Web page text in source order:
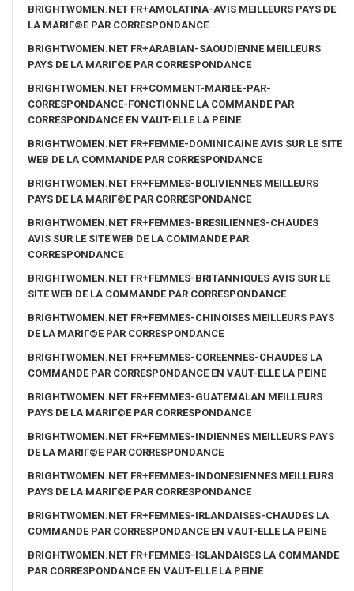
BRIGHTWOMEN.NET FR+AMOLATINA-AVIS MEILLEURS PAYS DE
LA MARIГ©E PAR CORRESPONDANCE
BRIGHTWOMEN.NET FR+ARABIAN-SAOUDIENNE MEILLEURS
PAYS DE LA MARIГ©E PAR CORRESPONDANCE
BRIGHTWOMEN.NET FR+COMMENT-MARIEE-PAR-
CORRESPONDANCE-FONCTIONNE LA COMMANDE PAR
CORRESPONDANCE EN VAUT-ELLE LA PEINE
BRIGHTWOMEN.NET FR+FEMME-DOMINICAINE AVIS SUR LE SITE
WEB DE LA COMMANDE PAR CORRESPONDANCE
BRIGHTWOMEN.NET FR+FEMMES-BOLIVIENNES MEILLEURS
PAYS DE LA MARIГ©E PAR CORRESPONDANCE
BRIGHTWOMEN.NET FR+FEMMES-BRESILIENNES-CHAUDES
AVIS SUR LE SITE WEB DE LA COMMANDE PAR
CORRESPONDANCE
BRIGHTWOMEN.NET FR+FEMMES-BRITANNIQUES AVIS SUR LE
SITE WEB DE LA COMMANDE PAR CORRESPONDANCE
BRIGHTWOMEN.NET FR+FEMMES-CHINOISES MEILLEURS PAYS
DE LA MARIГ©E PAR CORRESPONDANCE
BRIGHTWOMEN.NET FR+FEMMES-COREENNES-CHAUDES LA
COMMANDE PAR CORRESPONDANCE EN VAUT-ELLE LA PEINE
BRIGHTWOMEN.NET FR+FEMMES-GUATEMALAN MEILLEURS
PAYS DE LA MARIГ©E PAR CORRESPONDANCE
BRIGHTWOMEN.NET FR+FEMMES-INDIENNES MEILLEURS PAYS
DE LA MARIГ©E PAR CORRESPONDANCE
BRIGHTWOMEN.NET FR+FEMMES-INDONESIENNES MEILLEURS
PAYS DE LA MARIГ©E PAR CORRESPONDANCE
BRIGHTWOMEN.NET FR+FEMMES-IRLANDAISES-CHAUDES LA
COMMANDE PAR CORRESPONDANCE EN VAUT-ELLE LA PEINE
BRIGHTWOMEN.NET FR+FEMMES-ISLANDAISES LA COMMANDE
PAR CORRESPONDANCE EN VAUT-ELLE LA PEINE